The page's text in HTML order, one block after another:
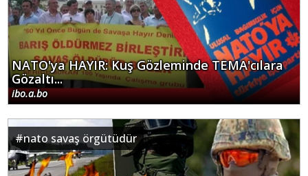
NATO'ya HAYIR: Kuş Gözleminde TEMA'cılara
Gözaltı...
ibo.a.bo
#nato savaş örgütüdür